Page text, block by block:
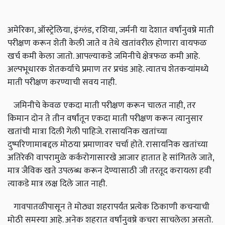
अमेरिका, ऑस्ट्रेलिया, इंग्लंड, रशिया, जर्मनी या देशात वर्षांनुवष्रे माती
परीक्षण करून शेती केली जाते व तेथे खतांवरील होणारा वायफळ
खर्च कमी केला जातो. आपल्याकडे जमिनीचे क्षेत्रफळ कमी आहे.
अल्पभूधारक शेतकर्याचे प्रमाण तर प्रचंड आहे. त्यातच शेतकर्‍यांमध्ये
माती परीक्षण करण्याची सवय नाही.
जमिनीचे केवळ एकदा माती परीक्षण करून चालत नाही, तर
किमान दोन ते तीन वर्षांतून एकदा माती परीक्षण करून त्यानुसार
खतांची मात्रा दिली गेली पाहिजे. रासायनिक खतांच्या
दुष्परिणामाबद्दल मोठया प्रमाणावर चर्चा होते. रासायनिक खतांच्या
अतिरेकी वापरामुळे कर्करोगासारखे आजार हातात हे सांगितले जाते,
मात्र जैविक खते उपलब्ध करून देण्यासाठी जी तरतूद करायला हवी
त्याकडे मात्र लक्ष दिले जात नाही.
गावपातळीपासून ते मोठ्या शहरापर्यंत प्रत्येक ठिकाणी कचर्‍याची
मोठी समस्या आहे. अनेक शहरात वर्षांनुवष्रे कचरा साचलेला असतो.